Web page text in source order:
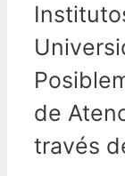
de
través